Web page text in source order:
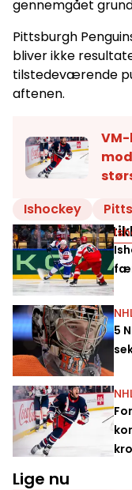
gennemgået
Pittsburgh
bliver ikke
tilstedeværende
aftenen.
Ishockey
Relaterede
5
Lige nu